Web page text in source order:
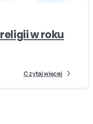
w roku
Czytaj więcej